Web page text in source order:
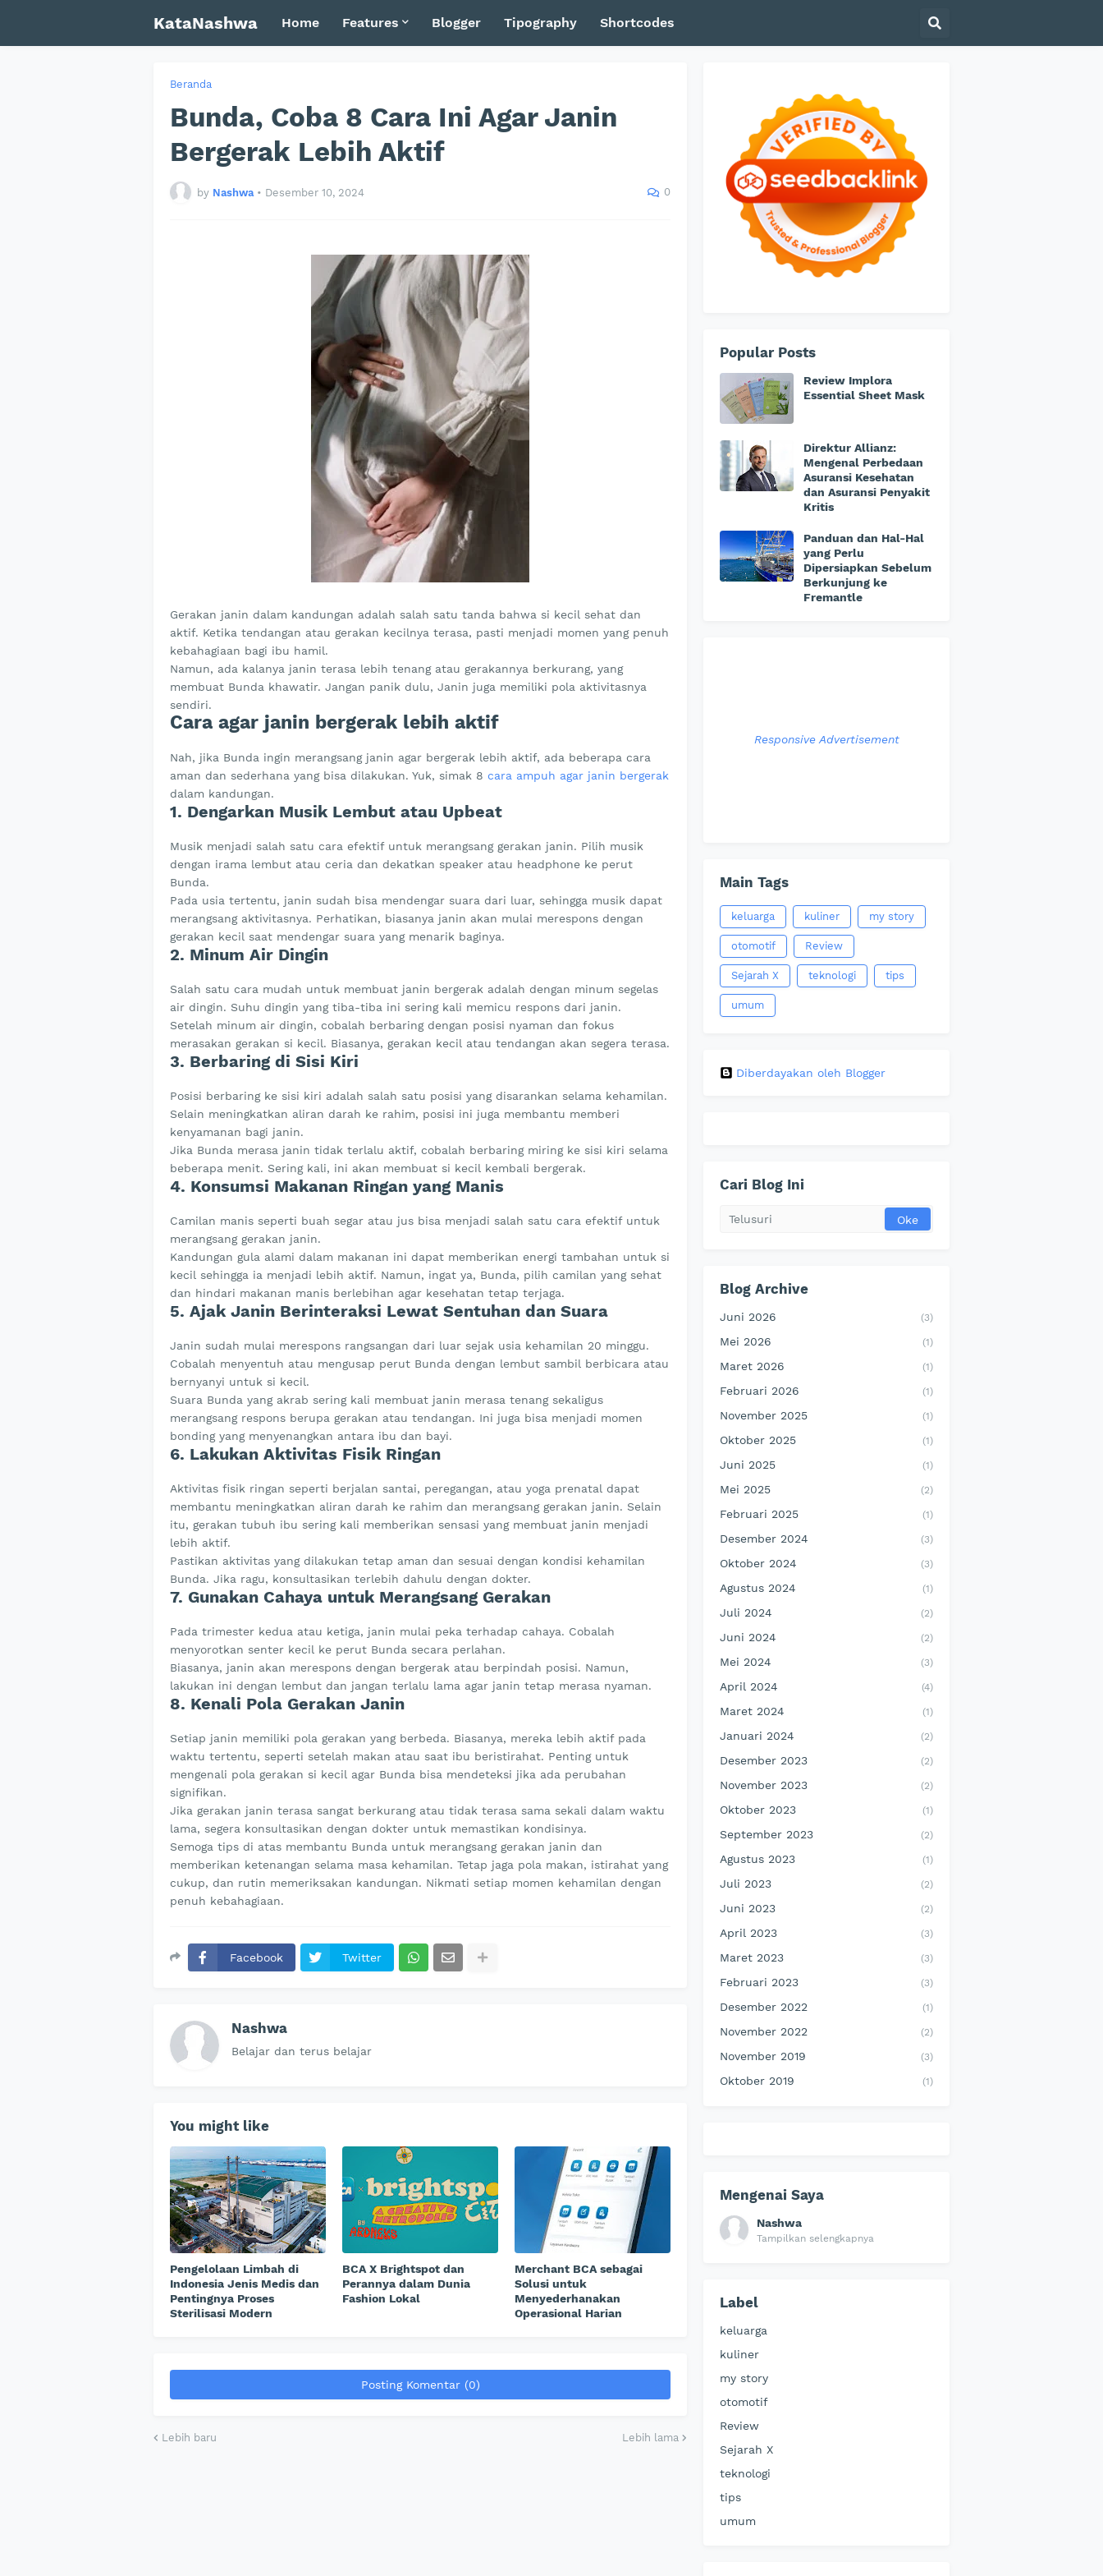
KataNashwa Home Features Blogger Tipography Shortcodes
Beranda
Bunda, Coba 8 Cara Ini Agar Janin
Bergerak Lebih Aktif
by Nashwa • Desember 10, 2024 0
Gerakan janin dalam kandungan adalah salah satu tanda bahwa si kecil sehat dan
aktif. Ketika tendangan atau gerakan kecilnya terasa, pasti menjadi momen yang penuh
kebahagiaan bagi ibu hamil.
Namun, ada kalanya janin terasa lebih tenang atau gerakannya berkurang, yang
membuat Bunda khawatir. Jangan panik dulu, Janin juga memiliki pola aktivitasnya
sendiri.
Cara agar janin bergerak lebih aktif
Nah, jika Bunda ingin merangsang janin agar bergerak lebih aktif, ada beberapa cara
aman dan sederhana yang bisa dilakukan. Yuk, simak 8 cara ampuh agar janin bergerak
dalam kandungan.
1. Dengarkan Musik Lembut atau Upbeat
Musik menjadi salah satu cara efektif untuk merangsang gerakan janin. Pilih musik
dengan irama lembut atau ceria dan dekatkan speaker atau headphone ke perut
Bunda.
Pada usia tertentu, janin sudah bisa mendengar suara dari luar, sehingga musik dapat
merangsang aktivitasnya. Perhatikan, biasanya janin akan mulai merespons dengan
gerakan kecil saat mendengar suara yang menarik baginya.
2. Minum Air Dingin
Salah satu cara mudah untuk membuat janin bergerak adalah dengan minum segelas
air dingin. Suhu dingin yang tiba-tiba ini sering kali memicu respons dari janin.
Setelah minum air dingin, cobalah berbaring dengan posisi nyaman dan fokus
merasakan gerakan si kecil. Biasanya, gerakan kecil atau tendangan akan segera terasa.
3. Berbaring di Sisi Kiri
Posisi berbaring ke sisi kiri adalah salah satu posisi yang disarankan selama kehamilan.
Selain meningkatkan aliran darah ke rahim, posisi ini juga membantu memberi
kenyamanan bagi janin.
Jika Bunda merasa janin tidak terlalu aktif, cobalah berbaring miring ke sisi kiri selama
beberapa menit. Sering kali, ini akan membuat si kecil kembali bergerak.
4. Konsumsi Makanan Ringan yang Manis
Camilan manis seperti buah segar atau jus bisa menjadi salah satu cara efektif untuk
merangsang gerakan janin.
Kandungan gula alami dalam makanan ini dapat memberikan energi tambahan untuk si
kecil sehingga ia menjadi lebih aktif. Namun, ingat ya, Bunda, pilih camilan yang sehat
dan hindari makanan manis berlebihan agar kesehatan tetap terjaga.
5. Ajak Janin Berinteraksi Lewat Sentuhan dan Suara
Janin sudah mulai merespons rangsangan dari luar sejak usia kehamilan 20 minggu.
Cobalah menyentuh atau mengusap perut Bunda dengan lembut sambil berbicara atau
bernyanyi untuk si kecil.
Suara Bunda yang akrab sering kali membuat janin merasa tenang sekaligus
merangsang respons berupa gerakan atau tendangan. Ini juga bisa menjadi momen
bonding yang menyenangkan antara ibu dan bayi.
6. Lakukan Aktivitas Fisik Ringan
Aktivitas fisik ringan seperti berjalan santai, peregangan, atau yoga prenatal dapat
membantu meningkatkan aliran darah ke rahim dan merangsang gerakan janin. Selain
itu, gerakan tubuh ibu sering kali memberikan sensasi yang membuat janin menjadi
lebih aktif.
Pastikan aktivitas yang dilakukan tetap aman dan sesuai dengan kondisi kehamilan
Bunda. Jika ragu, konsultasikan terlebih dahulu dengan dokter.
7. Gunakan Cahaya untuk Merangsang Gerakan
Pada trimester kedua atau ketiga, janin mulai peka terhadap cahaya. Cobalah
menyorotkan senter kecil ke perut Bunda secara perlahan.
Biasanya, janin akan merespons dengan bergerak atau berpindah posisi. Namun,
lakukan ini dengan lembut dan jangan terlalu lama agar janin tetap merasa nyaman.
8. Kenali Pola Gerakan Janin
Setiap janin memiliki pola gerakan yang berbeda. Biasanya, mereka lebih aktif pada
waktu tertentu, seperti setelah makan atau saat ibu beristirahat. Penting untuk
mengenali pola gerakan si kecil agar Bunda bisa mendeteksi jika ada perubahan
signifikan.
Jika gerakan janin terasa sangat berkurang atau tidak terasa sama sekali dalam waktu
lama, segera konsultasikan dengan dokter untuk memastikan kondisinya.
Semoga tips di atas membantu Bunda untuk merangsang gerakan janin dan
memberikan ketenangan selama masa kehamilan. Tetap jaga pola makan, istirahat yang
cukup, dan rutin memeriksakan kandungan. Nikmati setiap momen kehamilan dengan
penuh kebahagiaan.
Facebook Twitter
Nashwa
Belajar dan terus belajar
You might like
Pengelolaan Limbah di
Indonesia Jenis Medis dan
Pentingnya Proses
Sterilisasi Modern
BCA X Brightspot dan
Perannya dalam Dunia
Fashion Lokal
Merchant BCA sebagai
Solusi untuk
Menyederhanakan
Operasional Harian
Posting Komentar (0)
Lebih baru Lebih lama
Popular Posts
Review Implora
Essential Sheet Mask
Direktur Allianz:
Mengenal Perbedaan
Asuransi Kesehatan
dan Asuransi Penyakit
Kritis
Panduan dan Hal-Hal
yang Perlu
Dipersiapkan Sebelum
Berkunjung ke
Fremantle
Responsive Advertisement
Main Tags
keluarga kuliner my story
otomotif Review
Sejarah X teknologi tips
umum
Diberdayakan oleh Blogger
Cari Blog Ini
Blog Archive
Juni 2026 (3)
Mei 2026 (1)
Maret 2026 (1)
Februari 2026 (1)
November 2025 (1)
Oktober 2025 (1)
Juni 2025 (1)
Mei 2025 (2)
Februari 2025 (1)
Desember 2024 (3)
Oktober 2024 (3)
Agustus 2024 (1)
Juli 2024 (2)
Juni 2024 (2)
Mei 2024 (3)
April 2024 (4)
Maret 2024 (1)
Januari 2024 (2)
Desember 2023 (2)
November 2023 (2)
Oktober 2023 (1)
September 2023 (2)
Agustus 2023 (1)
Juli 2023 (2)
Juni 2023 (2)
April 2023 (3)
Maret 2023 (3)
Februari 2023 (3)
Desember 2022 (1)
November 2022 (2)
November 2019 (3)
Oktober 2019 (1)
Mengenai Saya
Nashwa
Tampilkan selengkapnya
Label
keluarga
kuliner
my story
otomotif
Review
Sejarah X
teknologi
tips
umum